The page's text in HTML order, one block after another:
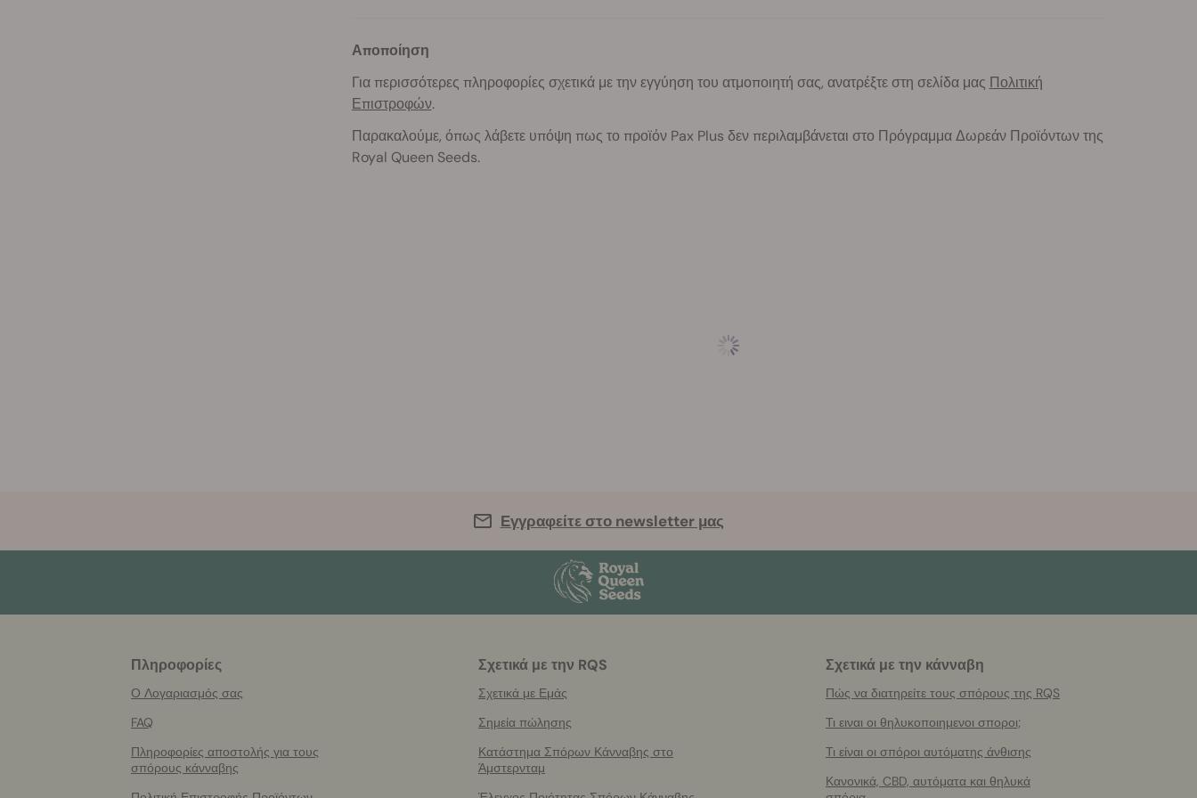
Αποποίηση
Για περισσότερες πληροφορίες σχετικά με την εγγύηση του ατμοποιητή σας, ανατρέξτε στη σελίδα μας Πολιτική
Επιστροφών.
Παρακαλούμε, όπως λάβετε υπόψη πως το προϊόν Pax Plus δεν περιλαμβάνεται στο Πρόγραμμα Δωρεάν Προϊόντων της
Royal Queen Seeds.
Εγγραφείτε στο newsletter μας
Πληροφορίες
Ο Λογαριασμός σας
FAQ
Πληροφορίες αποστολής για τους
σπόρους κάνναβης
Σχετικά με την RQS
Σχετικά με Εμάς
Σημεία πώλησης
Κατάστημα Σπόρων Κάνναβης στο
Άμστερνταμ
Σχετικά με την κάνναβη
Πώς να διατηρείτε τους σπόρους της RQS
Τι ειναι οι θηλυκοποιημενοι σποροι;
Τι είναι οι σπόροι αυτόματης άνθισης
Κανονικά, CBD, αυτόματα και θηλυκά